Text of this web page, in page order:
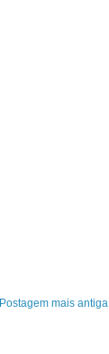
Postagem mais antiga